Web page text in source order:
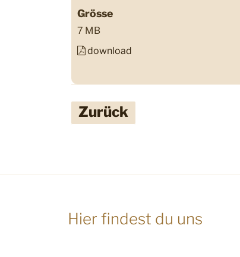
Grösse
7 MB
download
Zurück
Hier findest du uns